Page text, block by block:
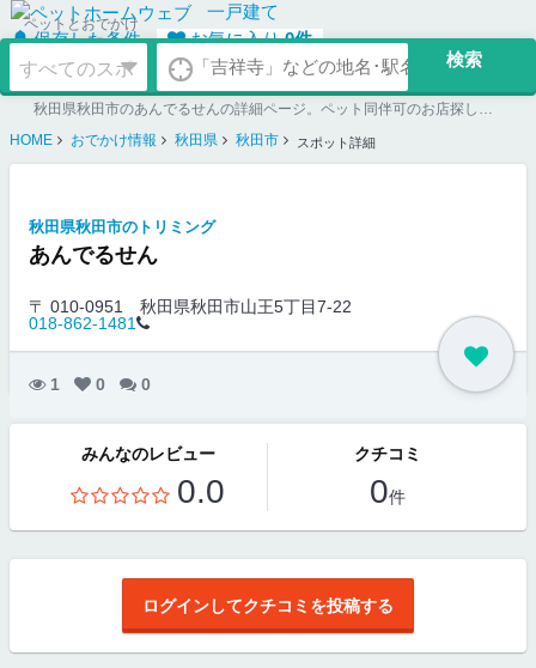
一戸建て
保存した条件
お気に入り0件
ペットとおでかけ
秋田県秋田市のあんでるせんの詳細ページ。ペット同伴可のお店探しならペットホームウェブ。ペット可賃貸のお部屋探し、ペット可マンション購入のご検討時にもご利用ください。
HOME
おでかけ情報 秋田県 秋田市 スポット詳細
秋田県秋田市のトリミング
あんでるせん
〒 010-0951
秋田県秋田市山王5丁目7-22
018-862-1481
1 0 0
みんなのレビュー
0.0
クチコミ
0件
ログインしてクチコミを投稿する